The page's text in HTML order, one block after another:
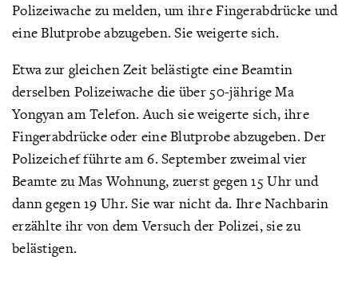
Polizeiwache zu melden, um ihre Fingerabdrücke und
eine Blutprobe abzugeben. Sie weigerte sich.
Etwa zur gleichen Zeit belästigte eine Beamtin
derselben Polizeiwache die über 50-jährige Ma
Yongyan am Telefon. Auch sie weigerte sich, ihre
Fingerabdrücke oder eine Blutprobe abzugeben. Der
Polizeichef führte am 6. September zweimal vier
Beamte zu Mas Wohnung, zuerst gegen 15 Uhr und
dann gegen 19 Uhr. Sie war nicht da. Ihre Nachbarin
erzählte ihr von dem Versuch der Polizei, sie zu
belästigen.